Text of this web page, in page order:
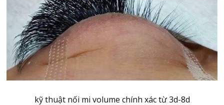
kỹ thuật nối mi volume chính xác từ 3d-8d